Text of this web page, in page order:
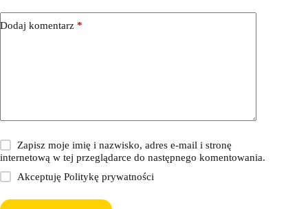
Dodaj komentarz *
Zapisz moje imię i nazwisko, adres e-mail i stronę
internetową w tej przeglądarce do następnego komentowania.
AkceptujęPolitykę prywatności